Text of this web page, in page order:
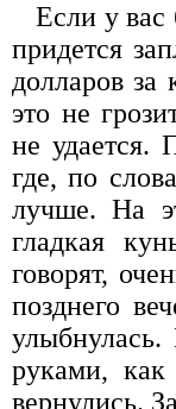
Если у вас
придется
долларов
это не
не удается.
где, по
лучше. На
гладкая
говорят,
позднего
руками,
вернулись.